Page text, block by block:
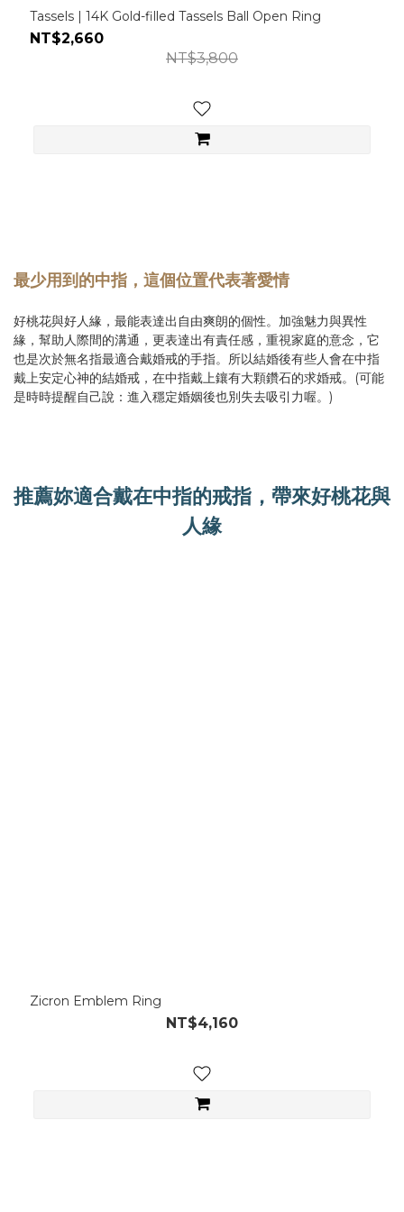
Tassels | 14K Gold-filled Tassels Ball Open Ring
NT$2,660
NT$3,800
最少用到的中指，這個位置代表著愛情
好桃花與好人緣，最能表達出自由爽朗的個性。加強魅力與異性
緣，幫助人際間的溝通，更表達出有責任感，重視家庭的意念，它
也是次於無名指最適合戴婚戒的手指。所以結婚後有些人會在中指
戴上安定心神的結婚戒，在中指戴上鑲有大顆鑽石的求婚戒。(可能
是時時提醒自己說：進入穩定婚姻後也別失去吸引力喔。)
推薦妳適合戴在中指的戒指，帶來好桃花與
人緣
Zicron Emblem Ring
NT$4,160